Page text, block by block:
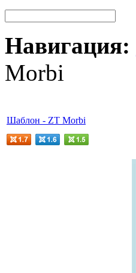
Навигация:
Morbi
Шаблон - ZT Morbi